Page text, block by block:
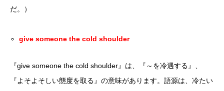
だ。）
give someone the cold shoulder
『give someone the cold shoulder』は、『～を冷遇する』、
『よそよそしい態度を取る』の意味があります。語源は、冷たい